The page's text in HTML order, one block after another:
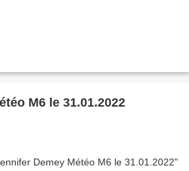
M6 le 31.01.2022